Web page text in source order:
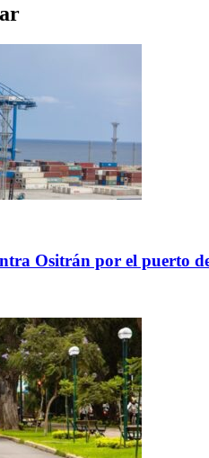
Ositrán por el puerto